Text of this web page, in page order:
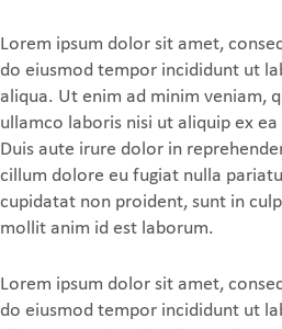
Lorem ipsum dolor sit amet,
do eiusmod tempor incididunt ut
aliqua. Ut enim ad minim veniam,
ullamco laboris nisi ut aliquip ex
Duis aute irure dolor in
cillum dolore eu fugiat nulla
cupidatat non proident, sunt in
mollit anim id est laborum.
Lorem ipsum dolor sit amet,
do eiusmod tempor incididunt ut